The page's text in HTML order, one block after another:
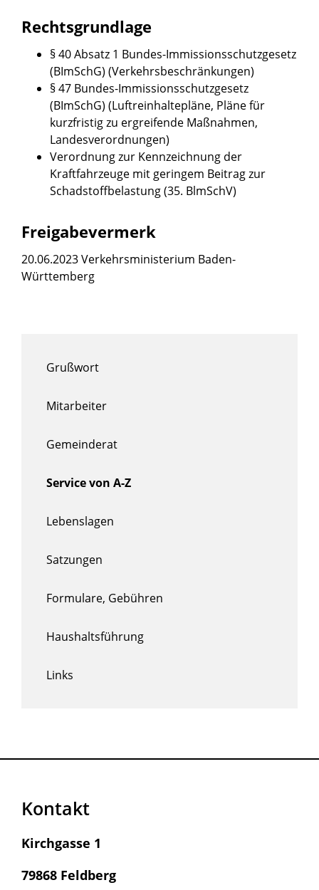
Rechtsgrundlage
§ 40 Absatz 1 Bundes-Immissionsschutzgesetz
(BImSchG) (Verkehrsbeschränkungen)
§ 47 Bundes-Immissionsschutzgesetz
(BImSchG) (Luftreinhaltepläne, Pläne für
kurzfristig zu ergreifende Maßnahmen,
Landesverordnungen)
Verordnung zur Kennzeichnung der
Kraftfahrzeuge mit geringem Beitrag zur
Schadstoffbelastung (35. BlmSchV)
Freigabevermerk
20.06.2023 Verkehrsministerium Baden-
Württemberg
Grußwort
Mitarbeiter
Gemeinderat
Service von A-Z
Lebenslagen
Satzungen
Formulare, Gebühren
Haushaltsführung
Links
Kontakt
Kirchgasse 1
79868 Feldberg